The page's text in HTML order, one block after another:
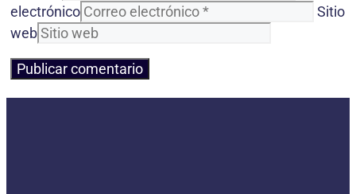
electrónico
Sitio
web